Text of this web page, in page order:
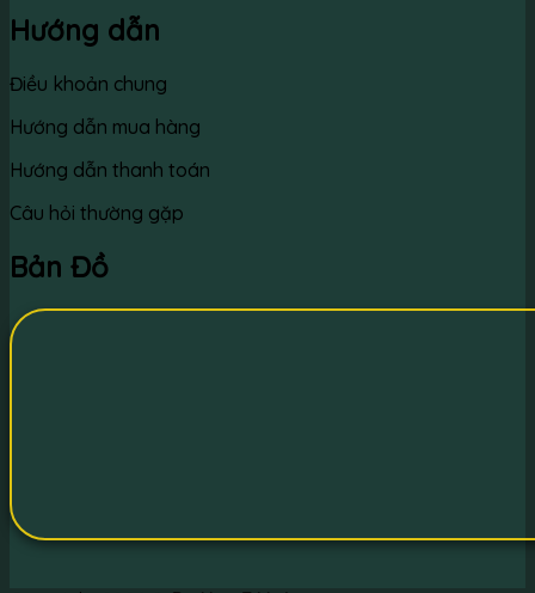
Hướng dẫn
Điều khoản chung
Hướng dẫn mua hàng
Hướng dẫn thanh toán
Câu hỏi thường gặp
Bản Đồ